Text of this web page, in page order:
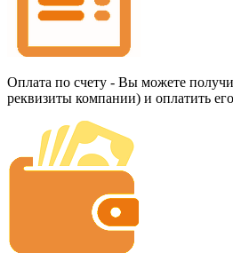
Оплата по счету - Вы можете
реквизиты компании) и оплатить